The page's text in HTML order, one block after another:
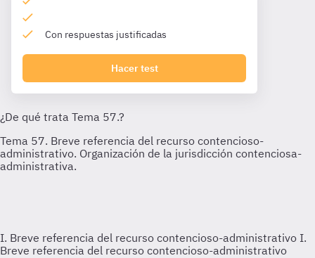
Con respuestas justificadas
Hacer test
I. Breve referencia del recurso contencioso-administrativo I.
Breve referencia del recurso contencioso-administrativo